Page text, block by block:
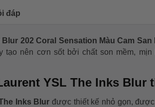
đáp
202 Coral Sensation Màu Cam San
tạo nên cơn sốt bởi chất son mềm,
YSL The Inks Blur
Inks Blur được thiết kế nhỏ gọn,